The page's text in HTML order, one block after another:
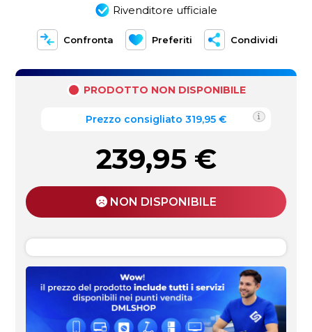
Rivenditore ufficiale
Confronta Preferiti Condividi
PRODOTTO NON DISPONIBILE
Prezzo consigliato 319,95 €
239,95 €
NON DISPONIBILE